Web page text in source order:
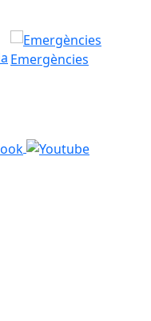
Emergències